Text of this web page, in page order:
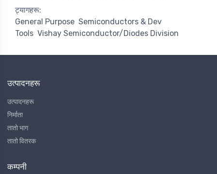
ट्यागहरू:
General Purpose Semiconductors & Dev
Tools Vishay Semiconductor/Diodes Division
उत्पादनहरू
उत्पादनहरू
निर्माता
तातो भाग
तातो वितरक
कम्पनी